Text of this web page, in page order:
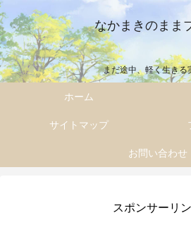
なかまきのまま
まだ途中、軽く生きる
ホーム
サイトマップ
お問い合わせ
スポンサーリ